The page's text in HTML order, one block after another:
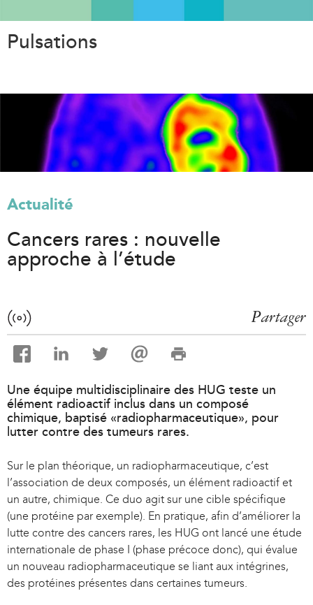
Pulsations
Actualité
Cancers rares : nouvelle
approche à l’étude
Partager
Une équipe multidisciplinaire des HUG teste un
élément radioactif inclus dans un composé
chimique, baptisé «radiopharmaceutique», pour
lutter contre des tumeurs rares.
Sur le plan théorique, un radiopharmaceutique, c’est
l’association de deux composés, un élément radioactif et
un autre, chimique. Ce duo agit sur une cible spécifique
(une protéine par exemple). En pratique, afin d’améliorer la
lutte contre des cancers rares, les HUG ont lancé une étude
internationale de phase I (phase précoce donc), qui évalue
un nouveau radiopharmaceutique se liant aux intégrines,
des protéines présentes dans certaines tumeurs.